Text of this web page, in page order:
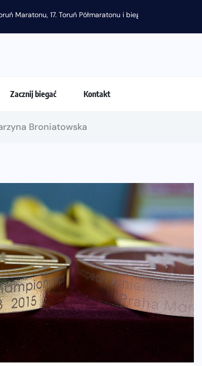
Maratonu, 17. Toruń Półmaratonu i biegu na 5 km
Zacznij biegać Kontakt
Broniatowska